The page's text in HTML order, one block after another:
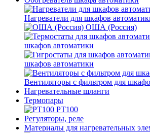
Нагреватели для шкафов
ОША (Россия)
шкафов автоматики
шкафов автоматики
Вентиляторы с фильтром для
Нагревательные шланги
Термопары
PT100
Регуляторы, реле
Материалы для нагревательных